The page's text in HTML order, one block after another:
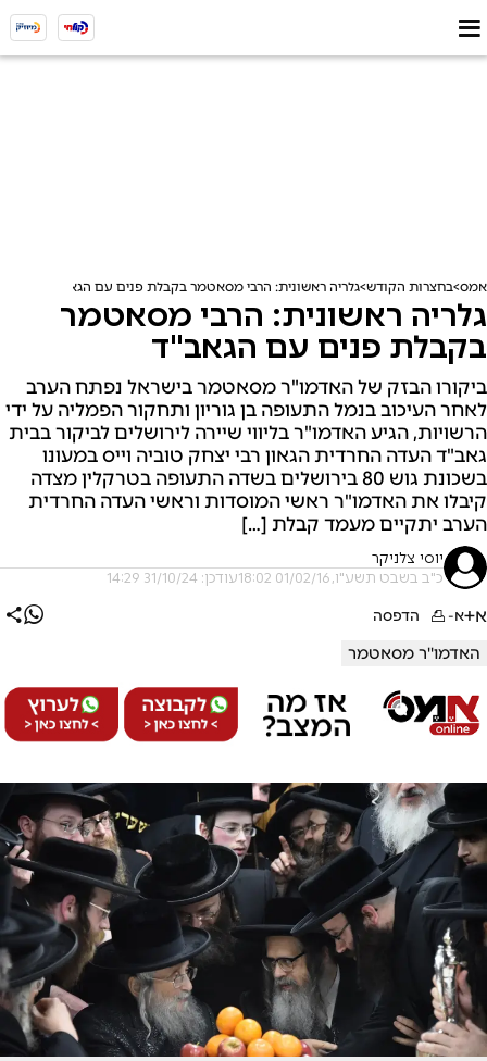
אמס בחצרות הקודש גלריה ראשונית: הרבי מסאטמר בקבלת פנים עם הגאב"ד
גלריה ראשונית: הרבי מסאטמר
בקבלת פנים עם הגאב"ד
ביקורו הבזק של האדמו"ר מסאטמר בישראל נפתח הערב
לאחר העיכוב בנמל התעופה בן גוריון ותחקור הפמליה על ידי
הרשויות, הגיע האדמו"ר בליווי שיירה לירושלים לביקור בבית
גאב"ד העדה החרדית הגאון רבי יצחק טוביה וייס במעונו
בשכונת גוש 80 בירושלים בשדה התעופה בטרקלין מצדה
קיבלו את האדמו"ר ראשי המוסדות וראשי העדה החרדית
הערב יתקיים מעמד קבלת […]
יוסי צלניקר
כ"ב בשבט תשע"ו, 01/02/16 18:02 עודכן: 31/10/24 14:29
א+א- הדפסה
האדמו''ר מסאטמר